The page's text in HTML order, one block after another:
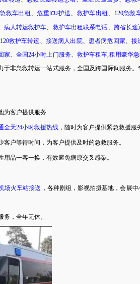
救车出租 、危重 ICU护送、 救护车出租 、 120急救
病人转运救护车、 救护车出租联系电话、 跨省长途
120救护车转运、 接送病人出院、 患者病危回家、接
家、 全国24小时上门服务、 救护车租车,租用豪华
于非急救转运一站式服务，全国及跨国际间服务
为客户提供服务
全天24小时救援热线 ，随时为客户提供紧急救援服
客户等待时间，为客户提供及时的急救服务。
品一客一换，有效避免病原交叉感染。
场火车站接送 ，各种剧组，影视拍摄基地，会展
，全年无休。